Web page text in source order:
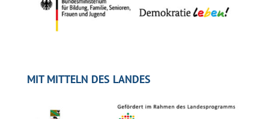
MIT MITTELN DES LANDES